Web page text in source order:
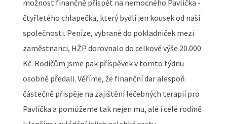
možnost finančně přispět na nemocného Pavlíčka -
čtyřletého chlapečka, který bydlí jen kousek od naší
společnosti. Peníze, vybrané do pokladniček mezi
zaměstnanci, HŽP dorovnalo do celkové výše 20.000
Kč. Rodičům jsme pak příspěvek v tomto týdnu
osobně předali. Věříme, že finanční dar alespoň
částečně přispěje na zajištění léčebných terapií pro
Pavlíčka a pomůžeme tak nejen mu, ale i celé rodině